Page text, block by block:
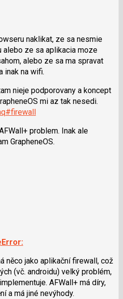
naklikat, ze sa nesmie
ze sa aplikacia moze
alebo ze sa ma spravat
inak na wifi.
nieje podporovany a koncept
mi az tak nesedi.
problem. Inak ale
GrapheneOS.
něco jako aplikační firewall, což
(vč. androidu) velký problém,
AFWall+ má díry,
a má jiné nevýhody.